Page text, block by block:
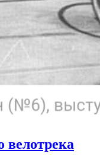
велотрека